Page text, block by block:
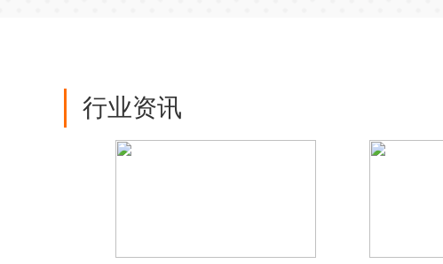
行业资讯